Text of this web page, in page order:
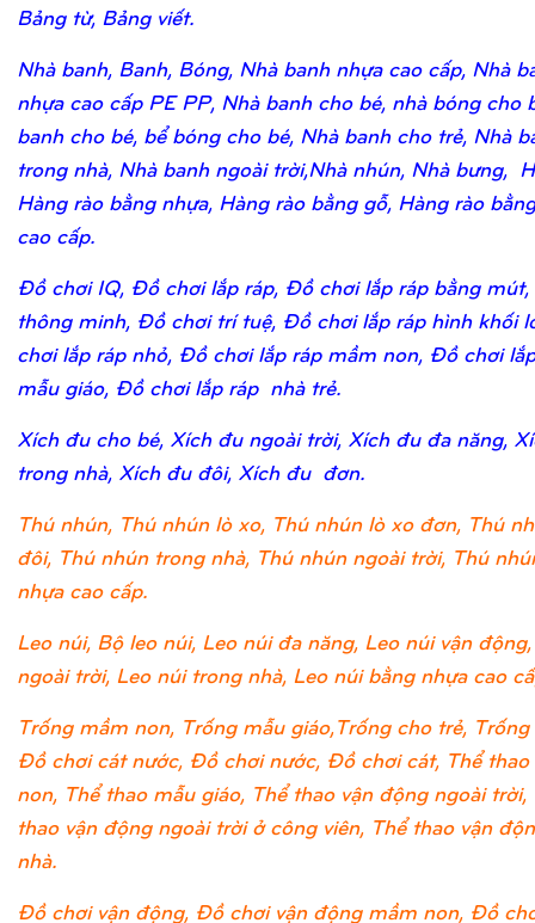
Bảng từ, Bảng viết.
Nhà banh, Banh, Bóng, Nhà banh nhựa cao cấp, Nhà
nhựa cao cấp PE PP, Nhà banh cho bé, nhà bóng cho
banh cho bé, bể bóng cho bé, Nhà banh cho trẻ, Nhà
trong nhà, Nhà banh ngoài trời,Nhà nhún, Nhà bưng,
Hàng rào bằng nhựa, Hàng rào bằng gỗ, Hàng rào
cao cấp.
Đồ chơi IQ, Đồ chơi lắp ráp, Đồ chơi lắp ráp bằng
thông minh, Đồ chơi trí tuệ, Đồ chơi lắp ráp hình khối
chơi lắp ráp nhỏ, Đồ chơi lắp ráp mầm non, Đồ chơi
mẫu giáo, Đồ chơi lắp ráp nhà trẻ.
Xích đu cho bé, Xích đu ngoài trời, Xích đu đa năng,
trong nhà, Xích đu đôi, Xích đu đơn.
Thú nhún, Thú nhún lò xo, Thú nhún lò xo đơn, Thú
đôi, Thú nhún trong nhà, Thú nhún ngoài trời, Thú
nhựa cao cấp.
Leo núi, Bộ leo núi, Leo núi đa năng, Leo núi vận
ngoài trời, Leo núi trong nhà, Leo núi bằng nhựa cao
Trống mầm non, Trống mẫu giáo,Trống cho trẻ, Trống
Đồ chơi cát nước, Đồ chơi nước, Đồ chơi cát, Thể
non, Thể thao mẫu giáo, Thể thao vận động ngoài trời,
thao vận động ngoài trời ở công viên, Thể thao vận
nhà.
Đồ chơi vận động, Đồ chơi vận động mầm non, Đồ